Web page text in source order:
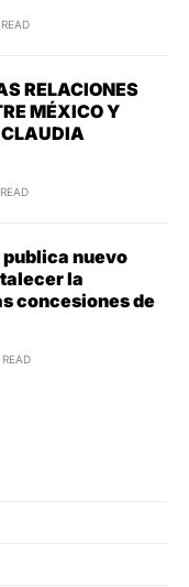
RELACIONES
MÉXICO Y
nuevo
la
concesiones de